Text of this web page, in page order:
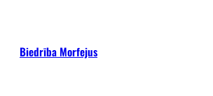
Biedrība Morfejus